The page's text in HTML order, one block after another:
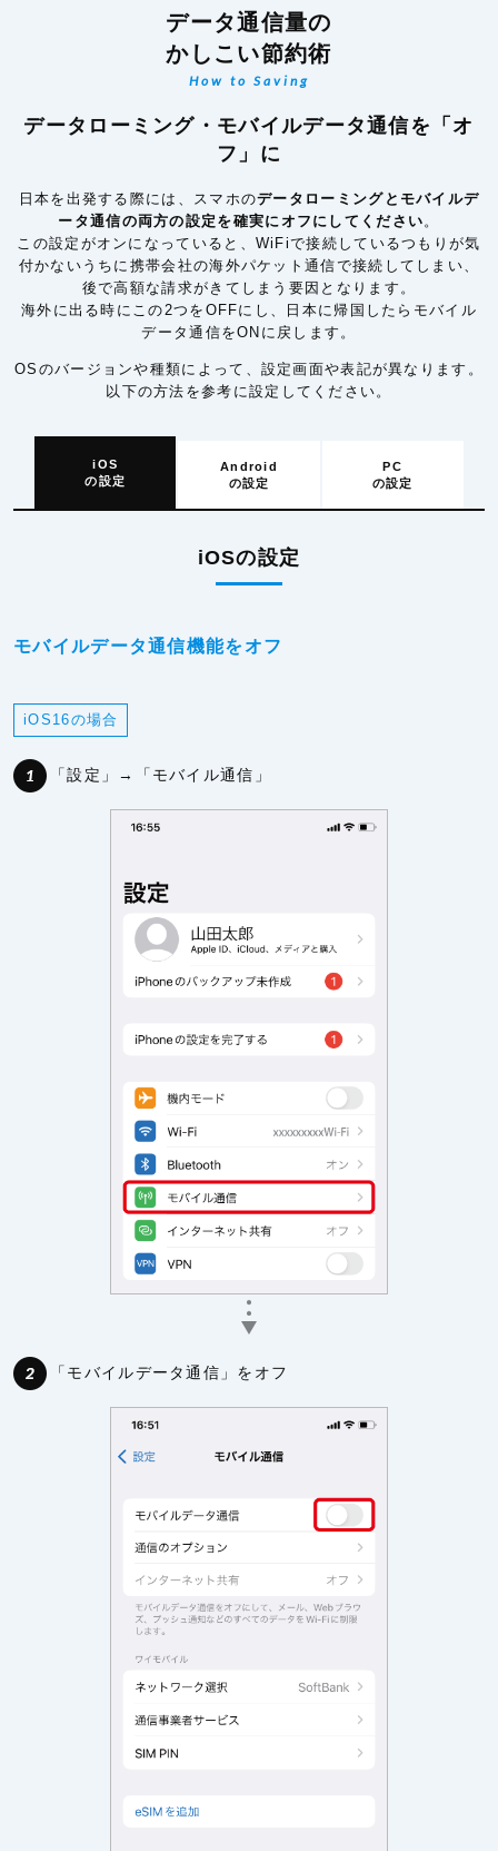
データ通信量の
かしこい節約術
How to Saving
データローミング・モバイルデータ通信を「オ
フ」に
日本を出発する際には、スマホのデータローミングとモバイルデ
ータ通信の両方の設定を確実にオフにしてください。
この設定がオンになっていると、WiFiで接続しているつもりが気
付かないうちに携帯会社の海外パケット通信で接続してしまい、
後で高額な請求がきてしまう要因となります。
海外に出る時にこの2つをOFFにし、日本に帰国したらモバイル
データ通信をONに戻します。
OSのバージョンや種類によって、設定画面や表記が異なります。
以下の方法を参考に設定してください。
iOS
の設定
Android
の設定
PC
の設定
iOSの設定
モバイルデータ通信機能をオフ
iOS16の場合
「設定」→「モバイル通信」
「モバイルデータ通信」をオフ